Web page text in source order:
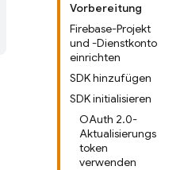
Vorbereitung
Firebase-Projekt
und -Dienstkonto
einrichten
SDK hinzufügen
SDK initialisieren
OAuth 2.0-
Aktualisierungs
token
verwenden